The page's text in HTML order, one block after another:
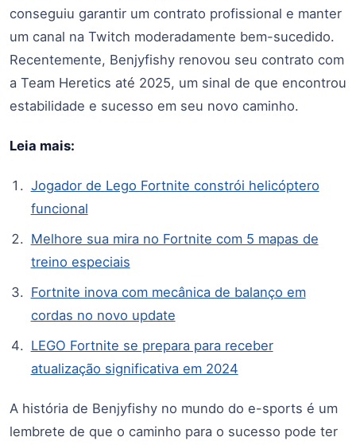
conseguiu garantir um contrato profissional e manter
um canal na Twitch moderadamente bem-sucedido.
Recentemente, Benjyfishy renovou seu contrato com
a Team Heretics até 2025, um sinal de que encontrou
estabilidade e sucesso em seu novo caminho.
Leia mais:
Jogador de Lego Fortnite constrói helicóptero
funcional
Melhore sua mira no Fortnite com 5 mapas de
treino especiais
Fortnite inova com mecânica de balanço em
cordas no novo update
LEGO Fortnite se prepara para receber
atualização significativa em 2024
A história de Benjyfishy no mundo do e-sports é um
lembrete de que o caminho para o sucesso pode ter